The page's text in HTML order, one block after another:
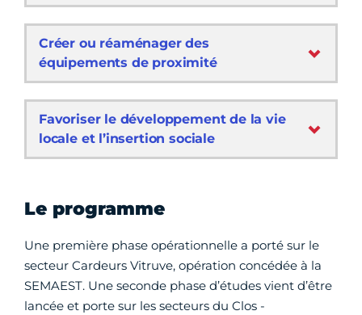
Créer ou réaménager des
équipements de proximité
Favoriser le développement de la vie
locale et l’insertion sociale
Le programme
Une première phase opérationnelle a porté sur le
secteur Cardeurs Vitruve, opération concédée à la
SEMAEST. Une seconde phase d’études vient d’être
lancée et porte sur les secteurs du Clos -